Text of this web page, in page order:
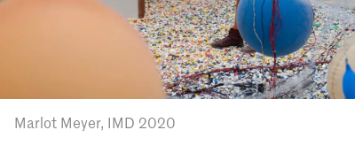
Marlot Meyer, IMD 2020